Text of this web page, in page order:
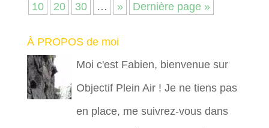
10
20 30 … » Dernière page »
À PROPOS de moi
Moi c'est Fabien, bienvenue sur
Objectif Plein Air ! Je ne tiens pas
en place, me suivrez-vous dans